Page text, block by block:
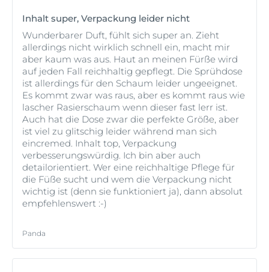
Inhalt super, Verpackung leider nicht
Wunderbarer Duft, fühlt sich super an. Zieht
allerdings nicht wirklich schnell ein, macht mir
aber kaum was aus. Haut an meinen Fürße wird
auf jeden Fall reichhaltig gepflegt. Die Sprühdose
ist allerdings für den Schaum leider ungeeignet.
Es kommt zwar was raus, aber es kommt raus wie
lascher Rasierschaum wenn dieser fast lerr ist.
Auch hat die Dose zwar die perfekte Größe, aber
ist viel zu glitschig leider während man sich
eincremed. Inhalt top, Verpackung
verbesserungswürdig. Ich bin aber auch
detailorientiert. Wer eine reichhaltige Pflege für
die Füße sucht und wem die Verpackung nicht
wichtig ist (denn sie funktioniert ja), dann absolut
empfehlenswert :-)
Panda